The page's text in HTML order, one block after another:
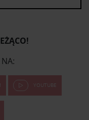
YOUTUBE